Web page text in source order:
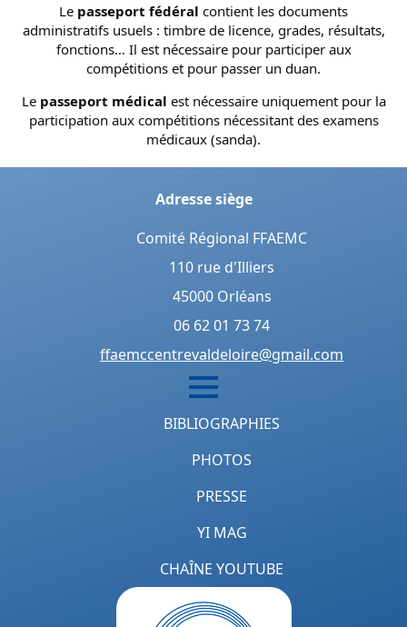
Le passeport fédéral contient les documents
administratifs usuels : timbre de licence, grades, résultats,
fonctions… Il est nécessaire pour participer aux
compétitions et pour passer un duan.
Le passeport médical est nécessaire uniquement pour la
participation aux compétitions nécessitant des examens
médicaux (sanda).
Adresse siège
Comité Régional FFAEMC
110 rue d'Illiers
45000 Orléans
06 62 01 73 74
ffaemccentrevaldeloire@gmail.com
BIBLIOGRAPHIES
PHOTOS
PRESSE
YI MAG
CHAÎNE YOUTUBE